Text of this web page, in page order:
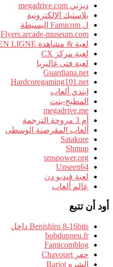
ديزني megadrive.com
بلاستيك الإلكترونية
ل Famicom البسيطة
Flyers.arcade-museum.com
لعبة & مشاهدة EN LIGNE
لعبة مركز CX
لعبة فتى غاليريا
Guardiana.net
Hardcoregaming101.net
إيندي ألعاب
المطبخ-بنت
megadrive.me
أم 3 مروحة الترجمة
ألعاب المقرصنة الوسطى
Satakore
Shmup
smspower.org
Unseen64
لعبة فيديو دن
عالم ألعاب
أود أن تتبع
Benishiro 8-16bits داخل
bobdupneu.fr
Famicomblog
حفر Chavouet
الشره Barjot